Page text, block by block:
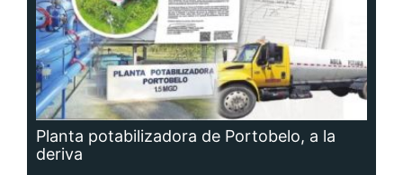
Planta potabilizadora de Portobelo, a la
deriva